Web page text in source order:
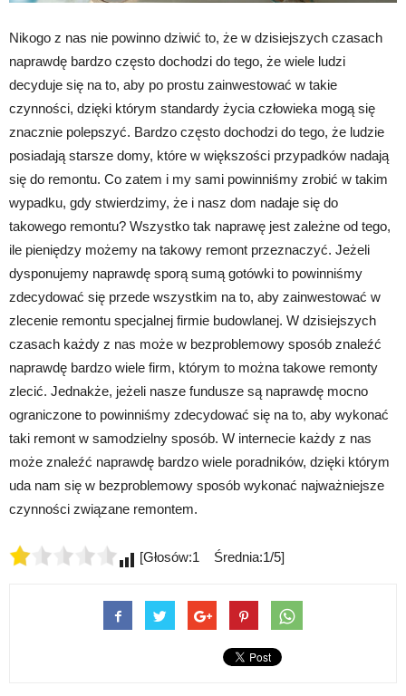
Nikogo z nas nie powinno dziwić to, że w dzisiejszych czasach
naprawdę bardzo często dochodzi do tego, że wiele ludzi
decyduje się na to, aby po prostu zainwestować w takie
czynności, dzięki którym standardy życia człowieka mogą się
znacznie polepszyć. Bardzo często dochodzi do tego, że ludzie
posiadają starsze domy, które w większości przypadków nadają
się do remontu. Co zatem i my sami powinniśmy zrobić w takim
wypadku, gdy stwierdzimy, że i nasz dom nadaje się do
takowego remontu? Wszystko tak naprawę jest zależne od tego,
ile pieniędzy możemy na takowy remont przeznaczyć. Jeżeli
dysponujemy naprawdę sporą sumą gotówki to powinniśmy
zdecydować się przede wszystkim na to, aby zainwestować w
zlecenie remontu specjalnej firmie budowlanej. W dzisiejszych
czasach każdy z nas może w bezproblemowy sposób znaleźć
naprawdę bardzo wiele firm, którym to można takowe remonty
zlecić. Jednakże, jeżeli nasze fundusze są naprawdę mocno
ograniczone to powinniśmy zdecydować się na to, aby wykonać
taki remont w samodzielny sposób. W internecie każdy z nas
może znaleźć naprawdę bardzo wiele poradników, dzięki którym
uda nam się w bezproblemowy sposób wykonać najważniejsze
czynności związane remontem.
[Głosów:1 Średnia:1/5]